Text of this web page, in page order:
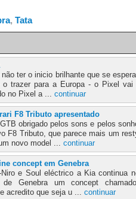
, Tata
ter o inicio brilhante que se
trazer para a Europa - o Pixel vai
no Pixel a ... continuar
F8 Tributo apresentado
obrigado pelos sons e pelos
F8 Tributo, que parece mais um
novo model ... continuar
concept em Genebra
Niro e Soul eléctrico a Kia continua
Genebra um concept
acredito que seja u ... continuar